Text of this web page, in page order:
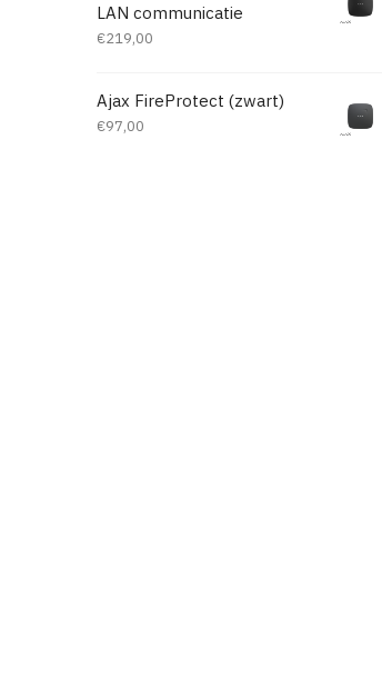
LAN communicatie
€219,00
Ajax FireProtect (zwart)
€97,00